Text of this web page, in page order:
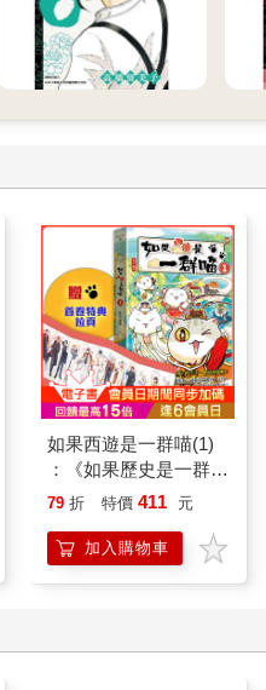
如果西遊是一群喵(1)
：《如果歷史是一群
喵》作者最新力作，附
79 折 特價 411 元
加入購物車